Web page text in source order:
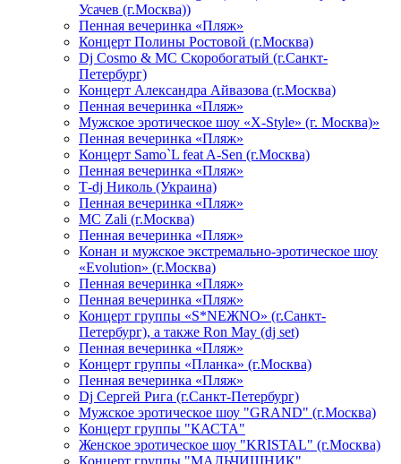
Усачев (г.Москва))
Пенная вечеринка «Пляж»
Концерт Полины Ростовой (г.Москва)
Dj Cosmo & МС Скоробогатый (г.Санкт-
Петербург)
Концерт Александра Айвазова (г.Москва)
Пенная вечеринка «Пляж»
Мужское эротическое шоу «X-Style» (г. Москва)»
Пенная вечеринка «Пляж»
Концерт Samo`L feat A-Sen (г.Москва)
Пенная вечеринка «Пляж»
Т-dj Николь (Украина)
Пенная вечеринка «Пляж»
МС Zali (г.Москва)
Пенная вечеринка «Пляж»
Конан и мужское экстремально-эротическое шоу
«Evolution» (г.Москва)
Пенная вечеринка «Пляж»
Пенная вечеринка «Пляж»
Концерт группы «S*NEЖNO» (г.Санкт-
Петербург), а также Ron May (dj set)
Пенная вечеринка «Пляж»
Концерт группы «Планка» (г.Москва)
Пенная вечеринка «Пляж»
Dj Сергей Рига (г.Санкт-Петербург)
Мужское эротическое шоу "GRAND" (г.Москва)
Концерт группы "КАСТА"
Женское эротическое шоу "KRISTAL" (г.Москва)
Концерт группы "МАЛЬЧИШНИК"